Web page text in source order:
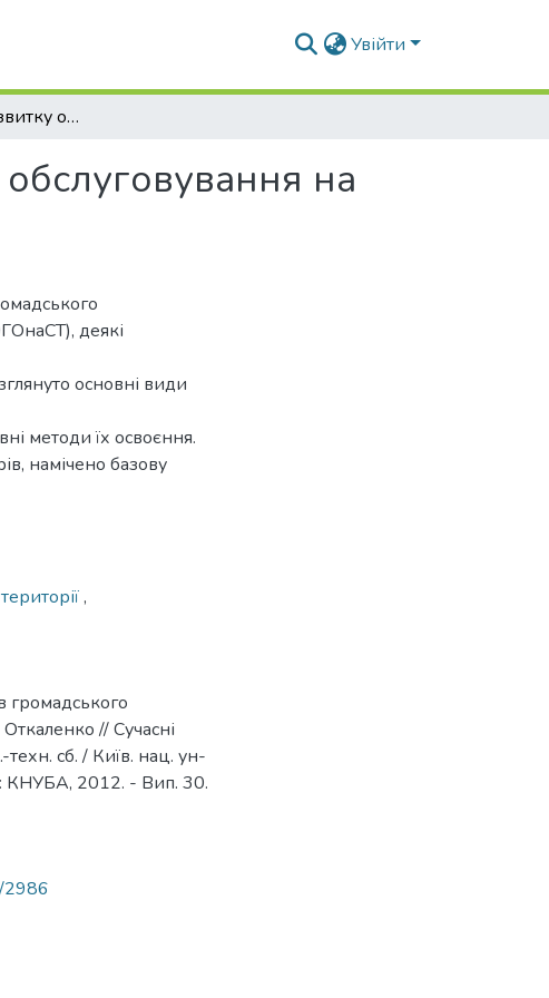
Увійти
Передумови розвитку об’єктів громадського обслуговування на складних територіях
на
деякі
основні види
методи їх освоєння.
намічено базову
,
громадського
// Сучасні
техн. сб. / Київ. нац. ун-
: КНУБА, 2012. - Вип. 30.
2986